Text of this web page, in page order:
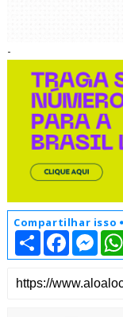
-
Compartilhar isso
S
h
a
e
F
c
b
M
e
s
e